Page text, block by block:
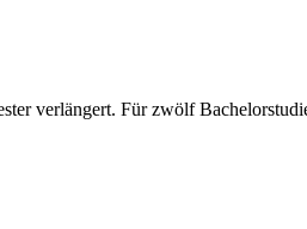
verlängert. Für zwölf